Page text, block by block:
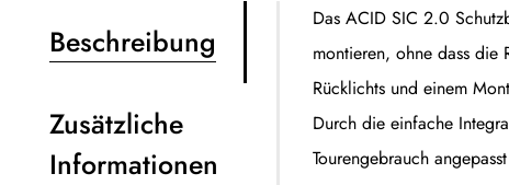
Beschreibung
Zusätzliche
Informationen
Das ACID SIC 2.0
montieren, ohne dass die
Rücklichts und einem
Durch die einfache
Tourengebrauch